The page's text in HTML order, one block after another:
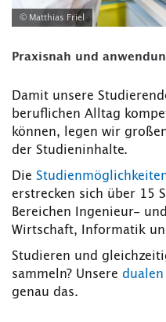
© Matthias Friel
Praxisnah und
Damit unsere
beruflichen Alltag
können, legen wir
der Studieninhalte.
Die
erstrecken sich über 15
Bereichen Ingenieur-
Wirtschaft, Informatik
Studieren und
sammeln? Unsere dualen
genau das.